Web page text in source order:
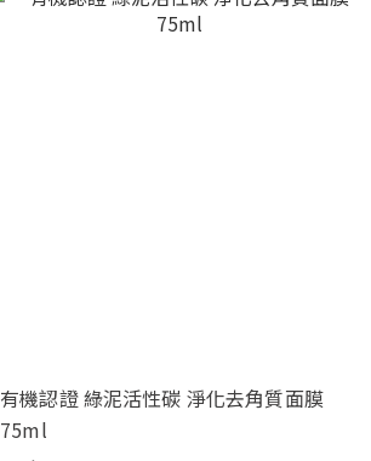
有機認證 綠泥活性碳 淨化去角質面膜
75ml